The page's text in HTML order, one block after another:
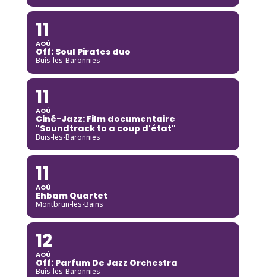
11
AOÛ
Off: Soul Pirates duo
Buis-les-Baronnies
11
AOÛ
Ciné-Jazz: Film documentaire
"Soundtrack to a coup d'état"
Buis-les-Baronnies
11
AOÛ
Ehbam Quartet
Montbrun-les-Bains
12
AOÛ
Off: Parfum De Jazz Orchestra
Buis-les-Baronnies